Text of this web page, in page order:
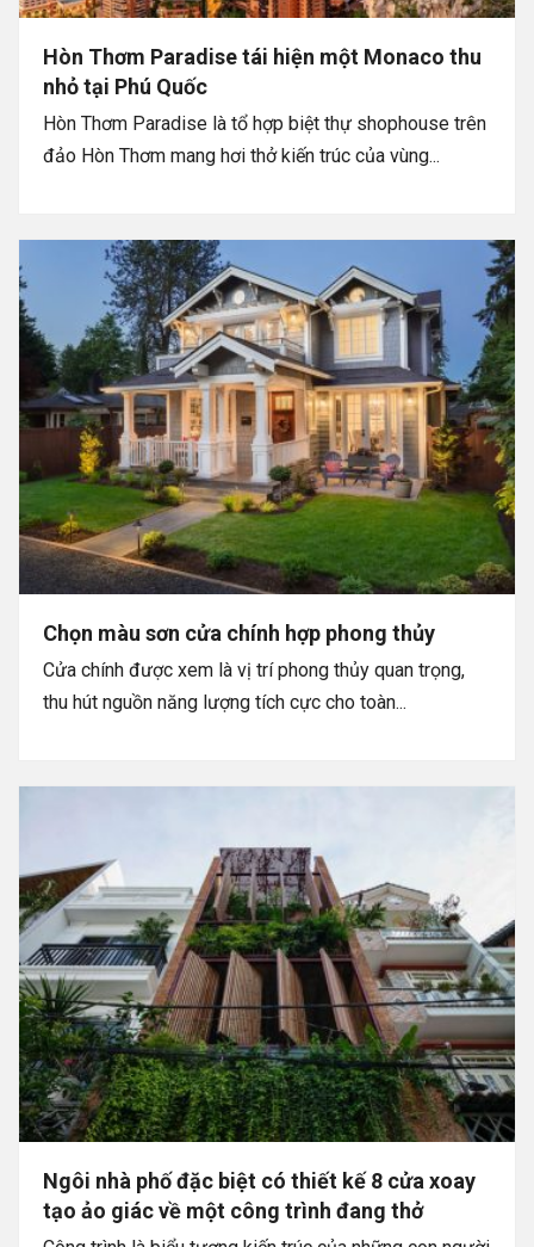
Hòn Thơm Paradise tái hiện một Monaco thu
nhỏ tại Phú Quốc
Hòn Thơm Paradise là tổ hợp biệt thự shophouse trên
đảo Hòn Thơm mang hơi thở kiến trúc của vùng...
Chọn màu sơn cửa chính hợp phong thủy
Cửa chính được xem là vị trí phong thủy quan trọng,
thu hút nguồn năng lượng tích cực cho toàn...
Ngôi nhà phố đặc biệt có thiết kế 8 cửa xoay
tạo ảo giác về một công trình đang thở